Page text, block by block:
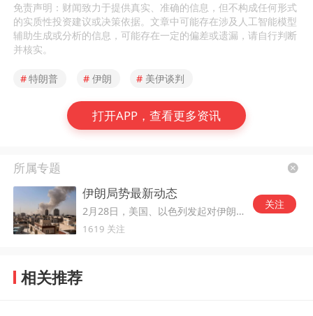
免责声明：财闻致力于提供真实、准确的信息，但不构成任何形式
的实质性投资建议或决策依据。文章中可能存在涉及人工智能模型
辅助生成或分析的信息，可能存在一定的偏差或遗漏，请自行判断
并核实。
#特朗普 # 伊朗 # 美伊谈判
打开APP，查看更多资讯
所属专题
伊朗局势最新动态
2月28日，美国、以色列发起对伊朗的军事打击。
1619 关注
关注
相关推荐